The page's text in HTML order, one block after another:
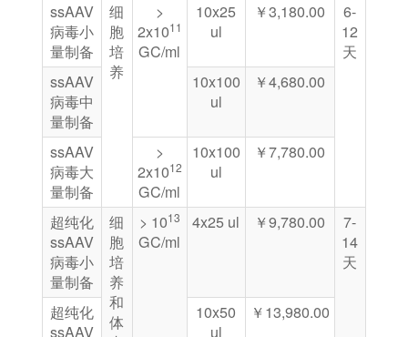
ssAAV
病毒⼩
量制备
细
胞
培
养
>
2x1011
GC/ml
10x25
ul
￥3,180.00
6-
12
天
ssAAV
病毒中
量制备
10x100
ul
￥4,680.00
ssAAV
病毒大
量制备
>
2x1012
GC/ml
10x100
ul
￥7,780.00
超纯化
ssAAV
病毒⼩
量制备
细
胞
培
养
和
体
> 1013
GC/ml
4x25 ul ￥9,780.00
7-
14
天
超纯化
ssAAV
10x50
ul
￥13,980.00